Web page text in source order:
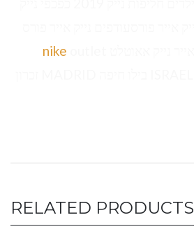
nike
RELATED PRODUCTS